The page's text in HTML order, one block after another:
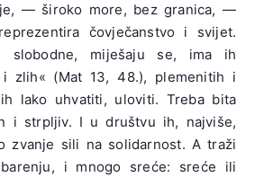
je, — široko more, bez granica, —
čovječanstvo i svijet.
miješaju se, ima ih
i zlih« (Mat 13, 48.), plemenitih i
lako uhvatiti, uloviti. Treba bita
i strpljiv. I u društvu ih, najviše,
zvanje sili na solidarnost. A traži
i mnogo sreće: sreće ili